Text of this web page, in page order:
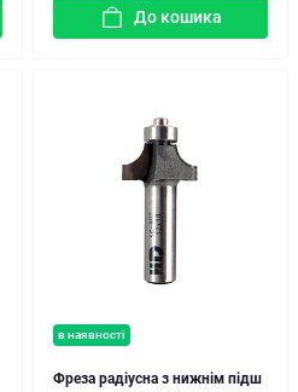
До кошика
в наявності
Фреза радіусна з нижнім підш